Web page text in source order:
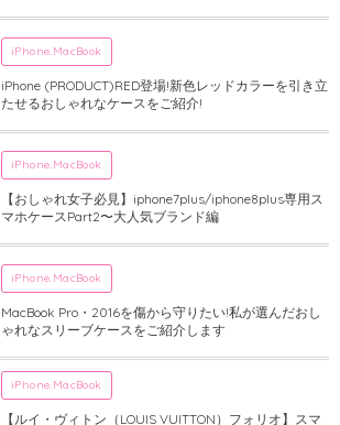
iPhone.MacBook
iPhone (PRODUCT)RED登場!新色レッドカラーを引き立
たせるおしゃれなケースをご紹介!
iPhone.MacBook
【おしゃれ女子必見】iphone7plus/iphone8plus専用ス
マホケースPart2〜大人気ブランド編
iPhone.MacBook
MacBook Pro・2016を傷から守りたい!私が選んだおし
ゃれなスリーブケースをご紹介します
iPhone.MacBook
【ルイ・ヴィトン（LOUIS VUITTON）フォリオ】スマ